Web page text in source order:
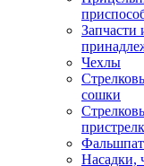
Запчасти
Чехлы
сошки
Насадки,